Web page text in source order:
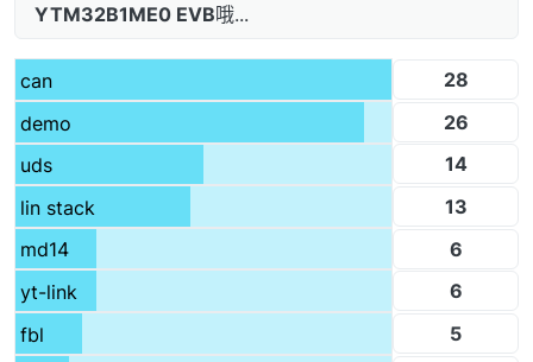
YTM32B1ME0 EVB哦...
can
28
demo
26
uds
14
lin stack
13
md14
6
yt-link
6
fbl
5